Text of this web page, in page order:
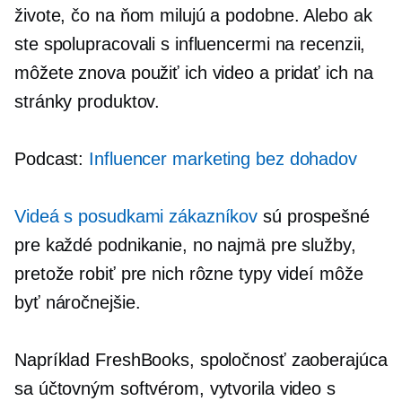
živote, čo na ňom milujú a podobne. Alebo ak
ste spolupracovali s influencermi na recenzii,
môžete znova použiť ich video a pridať ich na
stránky produktov.
Podcast: Influencer marketing bez dohadov
Videá s posudkami zákazníkov sú prospešné
pre každé podnikanie, no najmä pre služby,
pretože robiť pre nich rôzne typy videí môže
byť náročnejšie.
Napríklad FreshBooks, spoločnosť zaoberajúca
sa účtovným softvérom, vytvorila video s